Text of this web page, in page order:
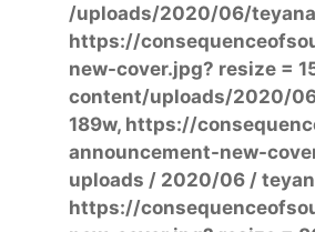
/uploads/2020/06/
https://
new-cover.jpg? resize =
content/uploads/2020/
189w, https://
announcement-new-
uploads / 2020/06 /
https://